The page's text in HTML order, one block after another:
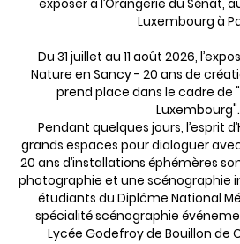
exposer à l’Orangerie du Sénat,
Luxembourg à
Du 31 juillet au 11 août 2026,
Nature en Sancy - 20 ans de
prend place dans le cadre de
Luxembourg".
Pendant quelques jours, l’esprit
grands espaces pour dialoguer
20 ans d’installations éphémères
photographie et une scénographie
étudiants du Diplôme National
spécialité scénographie
Lycée Godefroy de Bouillon de